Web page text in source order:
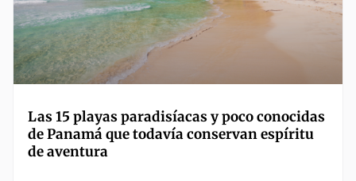
Las 15 playas paradisíacas y poco conocidas
de Panamá que todavía conservan espíritu
de aventura